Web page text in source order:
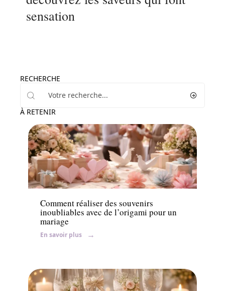
sensation
RECHERCHE
À RETENIR
Mariage
Comment réaliser des souvenirs
inoubliables avec de l’origami pour un
mariage
En savoir plus